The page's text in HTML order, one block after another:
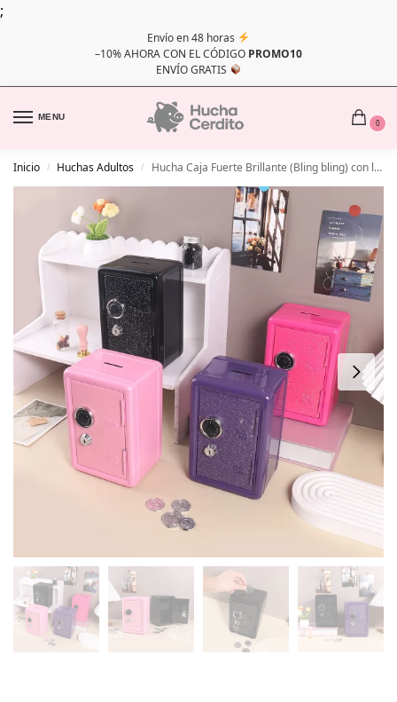
;
Envío en 48 horas
–10% AHORA CON EL CÓDIGO PROMO10
ENVÍO GRATIS
MENU
0
Inicio / Huchas Adultos / Hucha Caja Fuerte Brillante (Bling bling) con llave y contraseña